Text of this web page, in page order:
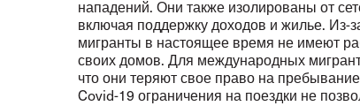
нападений. Они также изолированы от
включая поддержку доходов и жилье.
мигранты в настоящее время не имеют
своих домов. Для международных
что они теряют свое право на
Covid-19 ограничения на поездки не